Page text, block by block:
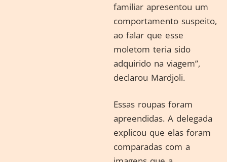
familiar apresentou um
comportamento suspeito,
ao falar que esse
moletom teria sido
adquirido na viagem”,
declarou Mardjoli.
Essas roupas foram
apreendidas. A delegada
explicou que elas foram
comparadas com a